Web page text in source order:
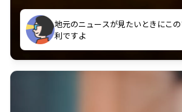
中京テレビのおもしろ番組が視聴可
れるの嬉しいポイント
いつも利用させていただいておりま